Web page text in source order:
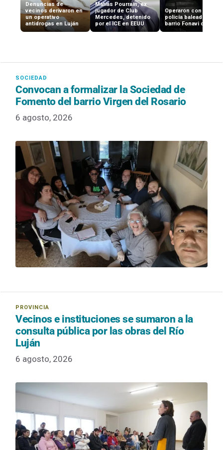
Denuncias de
vecinos derivaron en
un operativo
antidrogas en Luján
Matías Pourraín, ex
jugador de Club
Mercedes, detenido
por el ICE en EEUU
Operaron con éxito al
policía baleado en el
barrio Fonavi de Luján
Convocan a formalizar la Sociedad de
Fomento del barrio Virgen del Rosario
6 agosto, 2026
Vecinos e instituciones se sumaron a la
consulta pública por las obras del Río
Luján
6 agosto, 2026